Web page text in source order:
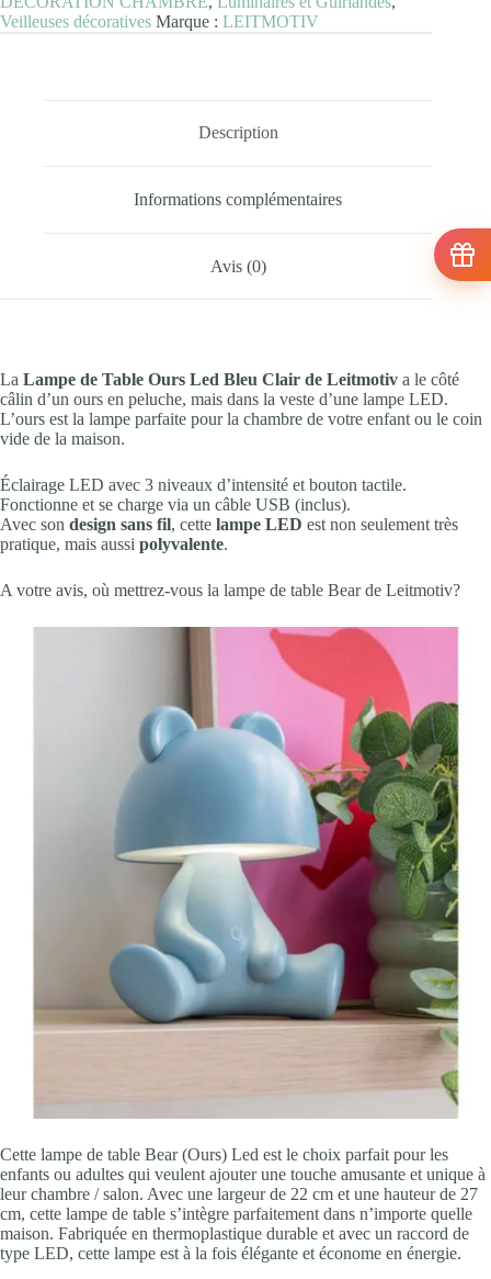
Clair
Veilleuses décoratives Marque : LEITMOTIV
Description
Informations complémentaires
Avis (0)
La Lampe de Table Ours Led Bleu Clair de Leitmotiv a le côté
câlin d’un ours en peluche, mais dans la veste d’une lampe LED.
L’ours est la lampe parfaite pour la chambre de votre enfant ou le coin
vide de la maison.
Éclairage LED avec 3 niveaux d’intensité et bouton tactile.
Fonctionne et se charge via un câble USB (inclus).
Avec son design sans fil, cette lampe LED est non seulement très
pratique, mais aussi polyvalente.
A votre avis, où mettrez-vous la lampe de table Bear de Leitmotiv?
Cette lampe de table Bear (Ours) Led est le choix parfait pour les
enfants ou adultes qui veulent ajouter une touche amusante et unique à
leur chambre / salon. Avec une largeur de 22 cm et une hauteur de 27
cm, cette lampe de table s’intègre parfaitement dans n’importe quelle
maison. Fabriquée en thermoplastique durable et avec un raccord de
type LED, cette lampe est à la fois élégante et économe en énergie.